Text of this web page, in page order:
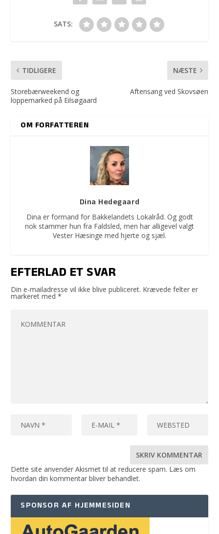
SATS:
TIDLIGERE
Storebærweekend og
loppemarked på Eilsøgaard
NÆSTE
Aftensang ved Skovsøen
OM FORFATTEREN
Dina Hedegaard
Dina er formand for Bakkelandets Lokalråd. Og godt
nok stammer hun fra Faldsled, men har alligevel valgt
Vester Hæsinge med hjerte og sjæl.
EFTERLAD ET SVAR
Din e-mailadresse vil ikke blive publiceret. Krævede felter er
markeret med*
Dette site anvender Akismet til at reducere spam. Læs om
hvordan din kommentar bliver behandlet.
SPONSOR AF HJEMMESIDEN